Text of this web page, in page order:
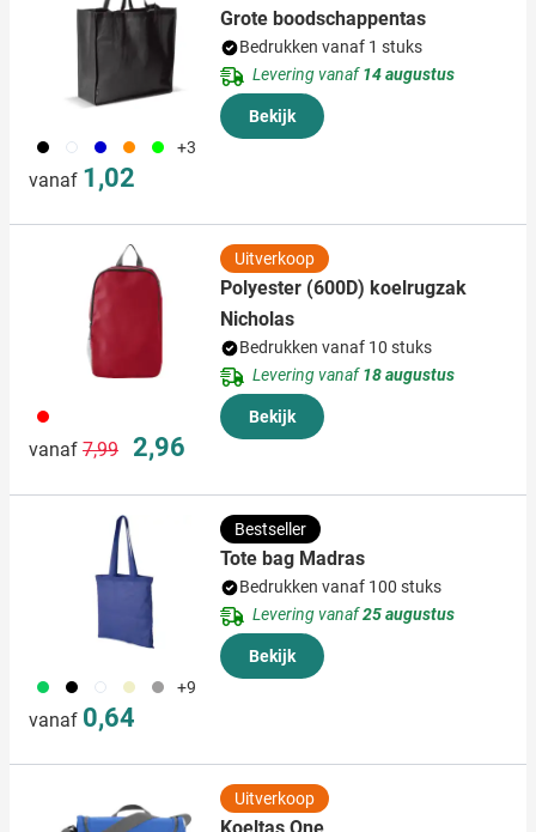
001 002 005 007 029 +3
vanaf 1,02
Grote boodschappentas
Bedrukken vanaf 1 stuks
Levering vanaf14 augustus
Bekijk
008
vanaf Normale prijs
7,99 Speciale prijs
2,96
Uitverkoop
Polyester (600D) koelrugzak
Nicholas
Bedrukken vanaf 10 stuks
Levering vanaf18 augustus
Bekijk
153 001 002 311 003 +9
vanaf 0,64
Bestseller
Tote bag Madras
Bedrukken vanaf 100 stuks
Levering vanaf25 augustus
Bekijk
Uitverkoop